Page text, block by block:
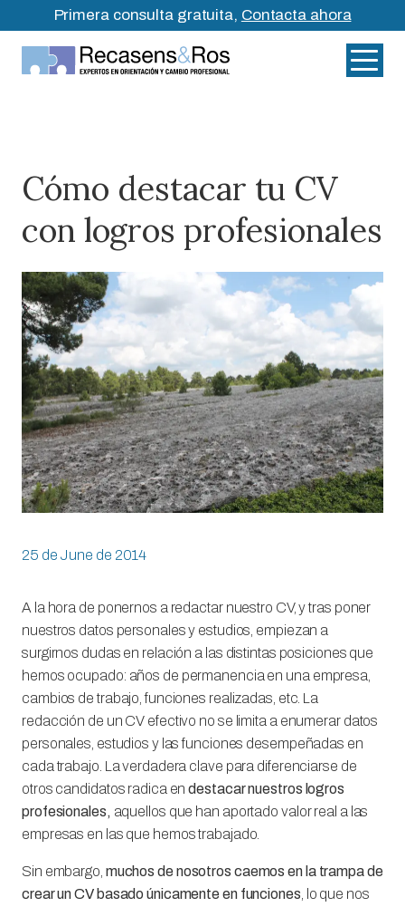
Primera consulta gratuita, Contacta ahora
Cómo destacar tu CV
con logros profesionales
25 de June de 2014
A la hora de ponernos a redactar nuestro CV, y tras poner
nuestros datos personales y estudios, empiezan a
surgirnos dudas en relación a las distintas posiciones que
hemos ocupado: años de permanencia en una empresa,
cambios de trabajo, funciones realizadas, etc. La
redacción de un CV efectivo no se limita a enumerar datos
personales, estudios y las funciones desempeñadas en
cada trabajo. La verdadera clave para diferenciarse de
otros candidatos radica endestacar nuestros logros
profesionales, aquellos que han aportado valor real a las
empresas en las que hemos trabajado.
Sin embargo, muchos de nosotros caemos en la trampa de
crear un CV basado únicamente en funciones , lo que nos